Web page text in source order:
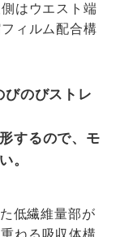
はウエスト端
ィルム配合構
びのびストレ
するので、モ
。
低繊維量部が
ねる吸収体構